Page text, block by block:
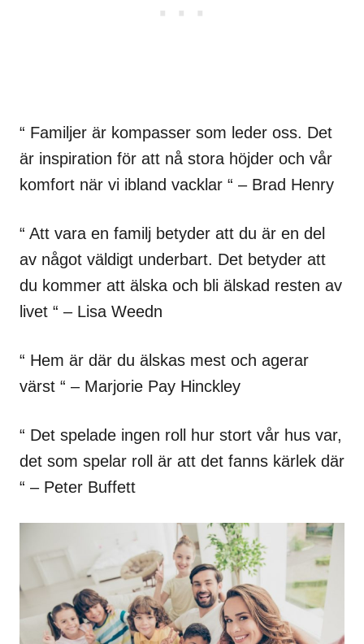
“ Familjer är kompasser som leder oss. Det
är inspiration för att nå stora höjder och vår
komfort när vi ibland vacklar “ – Brad Henry
“ Att vara en familj betyder att du är en del
av något väldigt underbart. Det betyder att
du kommer att älska och bli älskad resten av
livet “ – Lisa Weedn
“ Hem är där du älskas mest och agerar
värst “ – Marjorie Pay Hinckley
“ Det spelade ingen roll hur stort vår hus var,
det som spelar roll är att det fanns kärlek där
“ – Peter Buffett